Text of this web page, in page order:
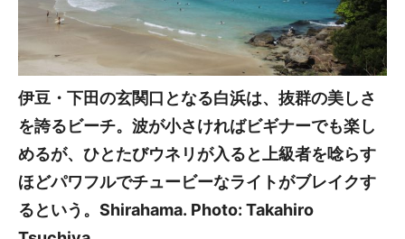
伊豆・下田の玄関口となる白浜は、抜群の美しさ
を誇るビーチ。波が小さければビギナーでも楽し
めるが、ひとたびウネリが入ると上級者を唸らす
ほどパワフルでチュービーなライトがブレイクす
るという。Shirahama. Photo: Takahiro